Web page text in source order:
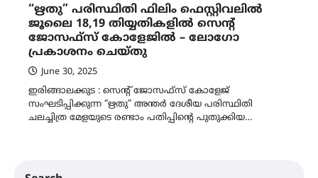
“ഋതു” പരിസ്ഥിതി ഫിലിം ഫെസ്റ്റിവലിൽ
ജൂലൈ 18,19 തിയ്യതികളിൽ സെന്റ്
ജോസഫ്സ് കോളേജിൽ – ലോഗോ
പ്രകാശനം ചെയ്തു
June 30, 2025
ഇരിങ്ങാലക്കുട : സെന്റ് ജോസഫ്സ് കോളേജ്
സംഘടിപ്പിക്കുന്ന “ഋതു” അന്തർ ദേശീയ പരിസ്ഥിതി
ചലച്ചിത്ര മേളയുടെ രണ്ടാം പതിപ്പിന്റെ പുതുക്കിയ…